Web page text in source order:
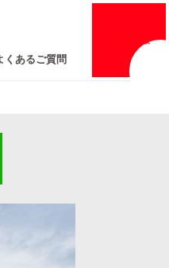
情報
くあるご質問